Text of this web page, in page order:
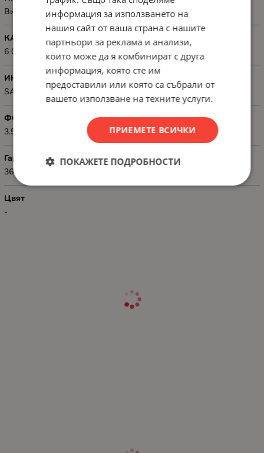
Видеорекордери
КАПАЦИТЕТ, GB
6 000 GB (6 TB)
ИНТЕРФЕЙС
SATA 6Gb/s
ФОРМ ФАКТОР
3.5" (8.89 cm)
Гаранция
36
Цвят
-
информация за използването на
нашия сайт от ваша страна с нашите
партньори за реклама и анализи,
които може да я комбинират с друга
информация, която сте им
предоставили или която са събрали от
вашето използване на техните услуги.
ПРИЕМЕТЕ ВСИЧКИ
ПОКАЖЕТЕ ПОДРОБНОСТИ